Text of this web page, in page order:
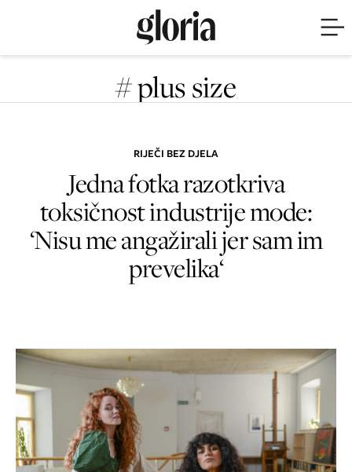
# plus size
RIJEČI BEZ DJELA
Jedna fotka razotkriva
toksičnost industrije mode:
‘Nisu me angažirali jer sam im
prevelika‘